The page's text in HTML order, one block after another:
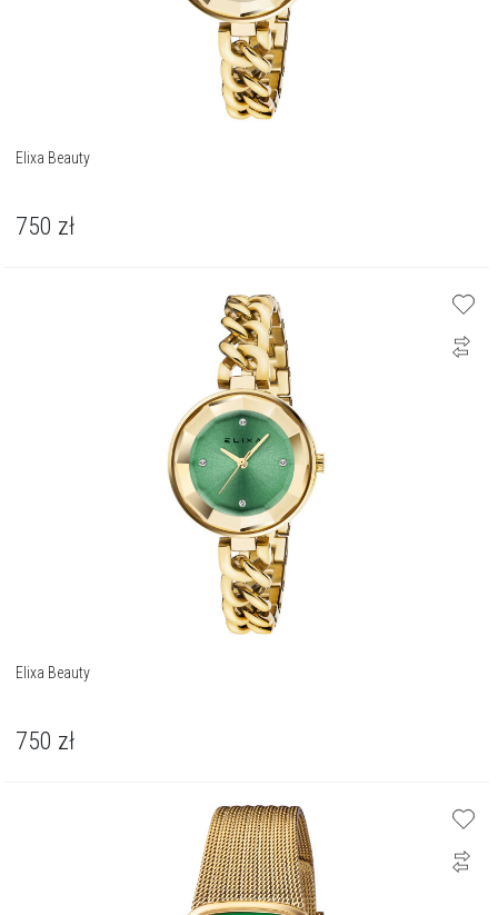
Elixa Beauty
750 zł
Elixa Beauty
750 zł